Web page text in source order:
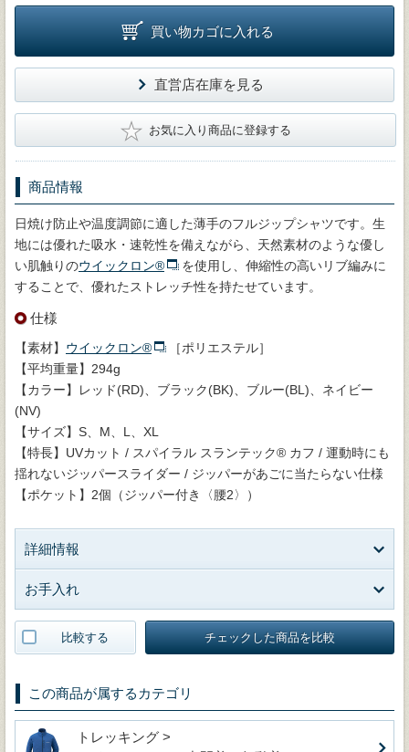
買い物カゴに入れる
直営店在庫を見る
★ お気に入り商品に登録する
商品情報
日焼け防止や温度調節に適した薄手のフルジップシャツです。生
地には優れた吸水・速乾性を備えながら、天然素材のような優し
い肌触りのウイックロン®
を使用し、伸縮性の高いリブ編みに
することで、優れたストレッチ性を持たせています。
仕様
【素材】 ウイックロン®
［ポリエステル］
【平均重量】294g
【カラー】レッド(RD)、ブラック(BK)、ブルー(BL)、ネイビー
(NV)
【サイズ】S、M、L、XL
【特長】UVカット / スパイラル スランテック® カフ / 運動時にも
揺れないジッパースライダー / ジッパーがあごに当たらない仕様
【ポケット】2個（ジッパー付き〈腰2〉）
詳細情報
お手入れ
比較する チェックした商品を比較
この商品が属するカテゴリ
トレッキング >